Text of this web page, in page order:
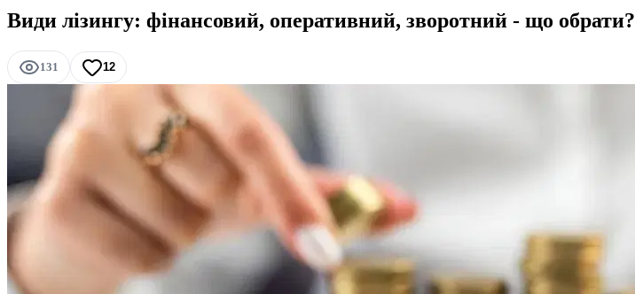
Види лізингу: фінансовий, оперативний, зворотний - що обрати?
131 12